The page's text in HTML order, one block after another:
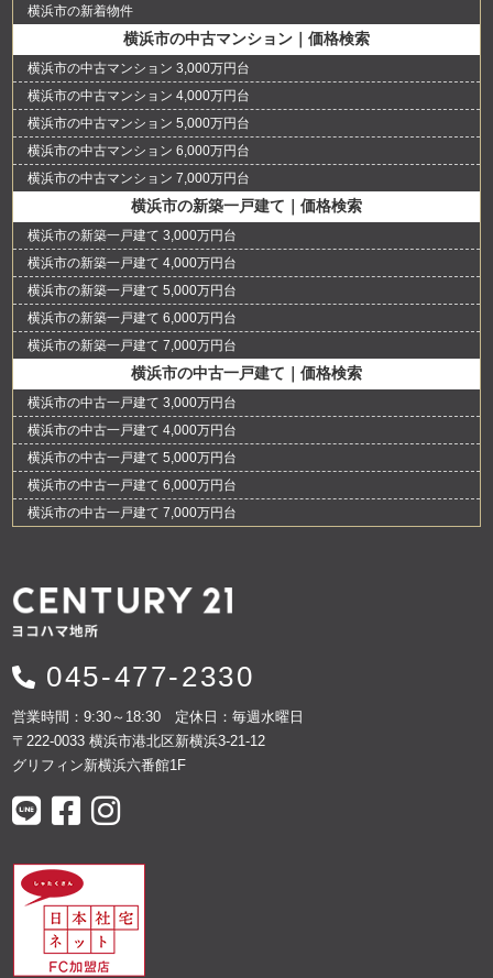
横浜市の新着物件
横浜市の中古マンション｜価格検索
横浜市の中古マンション 3,000万円台
横浜市の中古マンション 4,000万円台
横浜市の中古マンション 5,000万円台
横浜市の中古マンション 6,000万円台
横浜市の中古マンション 7,000万円台
横浜市の新築一戸建て｜価格検索
横浜市の新築一戸建て 3,000万円台
横浜市の新築一戸建て 4,000万円台
横浜市の新築一戸建て 5,000万円台
横浜市の新築一戸建て 6,000万円台
横浜市の新築一戸建て 7,000万円台
横浜市の中古一戸建て｜価格検索
横浜市の中古一戸建て 3,000万円台
横浜市の中古一戸建て 4,000万円台
横浜市の中古一戸建て 5,000万円台
横浜市の中古一戸建て 6,000万円台
横浜市の中古一戸建て 7,000万円台
045-477-2330
営業時間：9:30～18:30 定休日：毎週水曜日
〒222-0033 横浜市港北区新横浜3-21-12
グリフィン新横浜六番館1F